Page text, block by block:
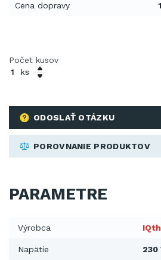
Cena dopravy
ODOSLAŤ OTÁZKU
POROVNANIE PRODUKTOV
Počet kusov
ks
PARAMETRE
Výrobca
Napätie 230